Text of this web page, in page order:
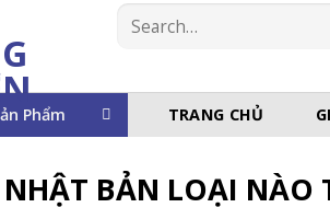
Search
for:
Phẩm TRANG CHỦ
NHẬT BẢN LOẠI NÀO